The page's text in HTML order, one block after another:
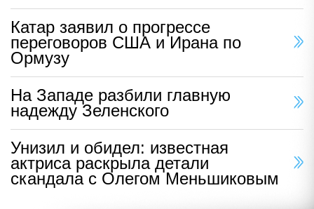
Катар заявил о прогрессе
переговоров США и Ирана по
Ормузу
На Западе разбили главную
надежду Зеленского
Унизил и обидел: известная
актриса раскрыла детали
скандала с Олегом Меньшиковым